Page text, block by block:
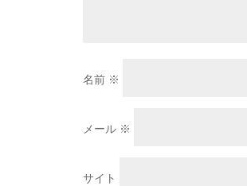
名前 ※
メール ※
サイト